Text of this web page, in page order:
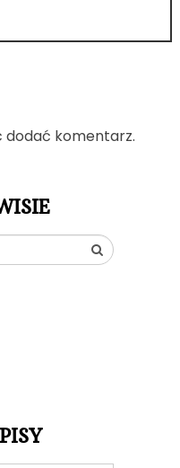
dodać komentarz.